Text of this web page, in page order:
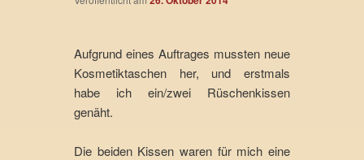
Aufgrund eines Auftrages mussten neue
Kosmetiktaschen her, und erstmals
habe ich ein/zwei Rüschenkissen
genäht.
Die beiden Kissen waren für mich eine